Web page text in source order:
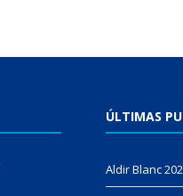
ÚLTIMAS
Aldir Blanc